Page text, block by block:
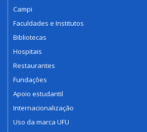
Campi
Faculdades e Institutos
Bibliotecas
Hospitais
Restaurantes
Fundações
Apoio estudantil
Internacionalização
Uso da marca UFU